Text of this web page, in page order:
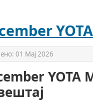
01 Мај 2026
YOTA